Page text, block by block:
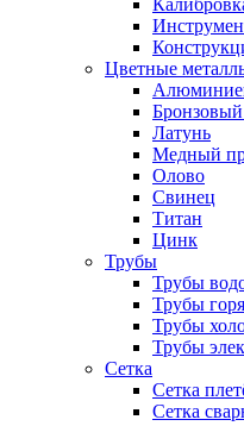
Цветные
Латунь
Медный
Олово
Свинец
Титан
Цинк
Трубы
Трубы
Трубы
Трубы
Трубы
Сетка
Сетка
Сетка